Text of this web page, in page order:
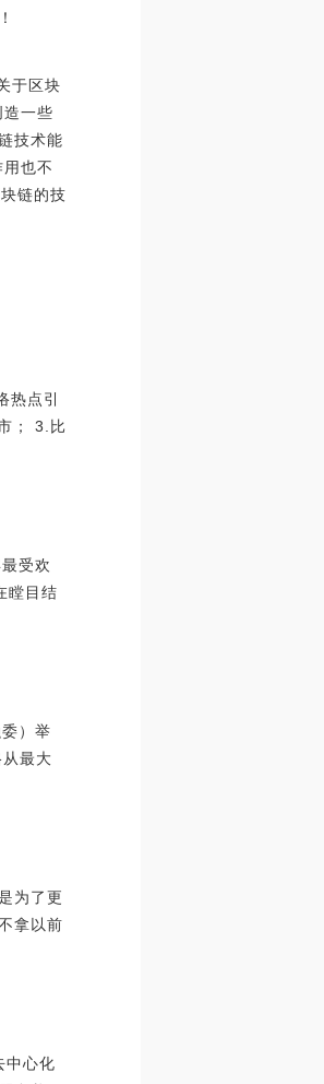
于区块
一些
技术能
也不
链的技
点引
； 3.比
受欢
瞠目结
）举
最大
为了更
拿以前
中心化